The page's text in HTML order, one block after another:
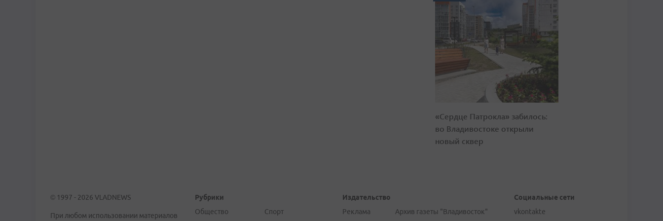
«Сердце Патрокла» забилось:
во Владивостоке открыли
новый сквер
© 1997 - 2026 VLADNEWS
При любом использовании материалов
Рубрики
Общество
Спорт
Издательство
Реклама
Архив газеты "Владивосток"
Социальные сети
vkontakte